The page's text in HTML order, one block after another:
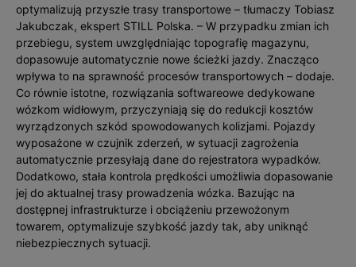
optymalizują przyszłe trasy transportowe – tłumaczy Tobiasz
Jakubczak, ekspert STILL Polska. – W przypadku zmian ich
przebiegu, system uwzględniając topografię magazynu,
dopasowuje automatycznie nowe ścieżki jazdy. Znacząco
wpływa to na sprawność procesów transportowych – dodaje.
Co równie istotne, rozwiązania softwareowe dedykowane
wózkom widłowym, przyczyniają się do redukcji kosztów
wyrządzonych szkód spowodowanych kolizjami. Pojazdy
wyposażone w czujnik zderzeń, w sytuacji zagrożenia
automatycznie przesyłają dane do rejestratora wypadków.
Dodatkowo, stała kontrola prędkości umożliwia dopasowanie
jej do aktualnej trasy prowadzenia wózka. Bazując na
dostępnej infrastrukturze i obciążeniu przewożonym
towarem, optymalizuje szybkość jazdy tak, aby uniknąć
niebezpiecznych sytuacji.